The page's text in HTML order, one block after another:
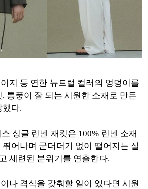
지 등 연한 뉴트럴 컬러의 엉덩이를
통풍이 잘 되는 시원한 소재로 만든
했다.
싱글 린넨 재킷은 100% 린넨 소재
어나며 군더더기 없이 떨어지는 실
세련된 분위기를 연출한다.
나 격식을 갖춰할 일이 있다면 시원